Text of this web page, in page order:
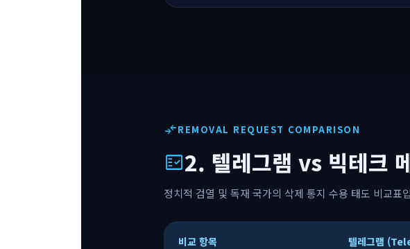
compare_arrowsREMOVAL REQUEST COMPARISON
fact_check2. 텔레그램 vs 빅테크
정치적 검열 및 독재 국가의 삭제 통지 수용 태도 비교표
비교 항목 텔레그램